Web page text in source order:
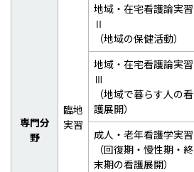
専門分
野
臨地
実習
地域・在宅看護論実習
Ⅱ
（地域の保健活動）
地域・在宅看護論実習
Ⅲ
（地域で暮らす人の看
護展開）
成人・老年看護学実習
（回復期・慢性期・終
末期の看護展開）